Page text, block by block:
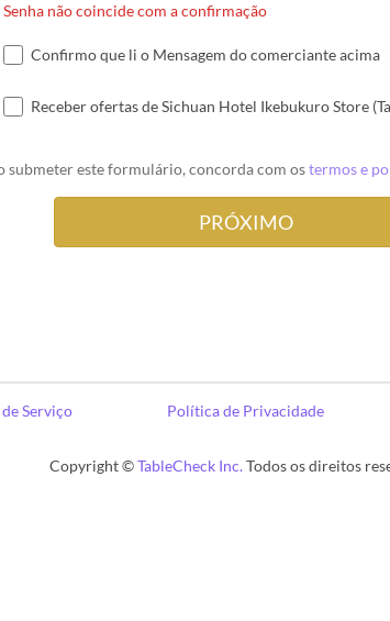
Senha não coincide com a confirmação
Confirmo que li o Mensagem do comerciante acima
Receber ofertas de Sichuan Hotel Ikebukuro Store
submeter este formulário, concorda com ostermos e
Serviço Política de Privacidade
Copyright ©TableCheck Inc.Todos os direitos